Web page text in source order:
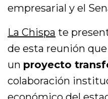
empresarial y el
La Chispa te
de esta reunión
un proyecto
colaboración